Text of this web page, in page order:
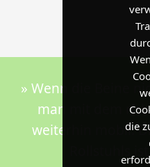
die
» Wenn die Beine
man mit dem
weiterhin mobil.
Rollstuhls